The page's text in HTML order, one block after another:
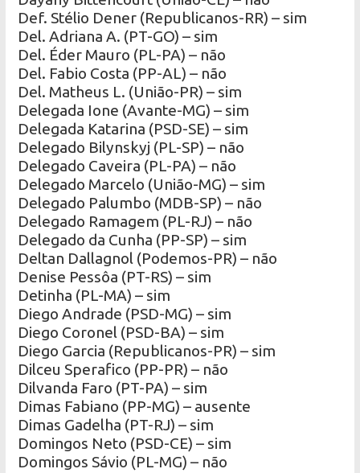
Def. Stélio Dener (Republicanos-RR) – sim
Del. Adriana A. (PT-GO) – sim
Del. Éder Mauro (PL-PA) – não
Del. Fabio Costa (PP-AL) – não
Del. Matheus L. (União-PR) – sim
Delegada Ione (Avante-MG) – sim
Delegada Katarina (PSD-SE) – sim
Delegado Bilynskyj (PL-SP) – não
Delegado Caveira (PL-PA) – não
Delegado Marcelo (União-MG) – sim
Delegado Palumbo (MDB-SP) – não
Delegado Ramagem (PL-RJ) – não
Delegado da Cunha (PP-SP) – sim
Deltan Dallagnol (Podemos-PR) – não
Denise Pessôa (PT-RS) – sim
Detinha (PL-MA) – sim
Diego Andrade (PSD-MG) – sim
Diego Coronel (PSD-BA) – sim
Diego Garcia (Republicanos-PR) – sim
Dilceu Sperafico (PP-PR) – não
Dilvanda Faro (PT-PA) – sim
Dimas Fabiano (PP-MG) – ausente
Dimas Gadelha (PT-RJ) – sim
Domingos Neto (PSD-CE) – sim
Domingos Sávio (PL-MG) – não